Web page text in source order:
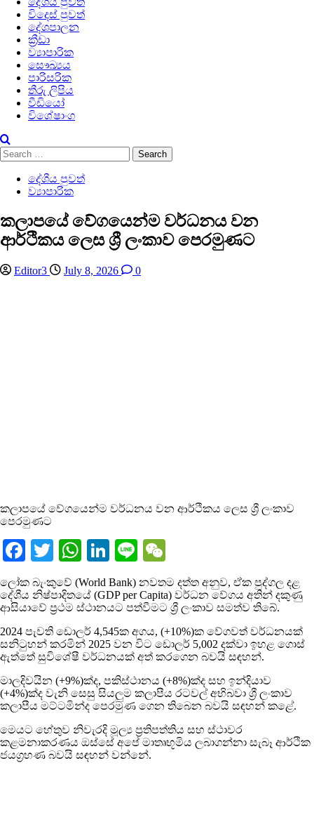
විදෙස් පුවත්
දේශපාලන
ක්‍රීඩා
ව්‍යාපාරික
සෞඛ්‍යය
පාරිසරික
තීරු ලිපිය
වීඩියෝ
විශේෂාංග
Search
for:
දේශීය පුවත්
ව්‍යාපාරික
කලාපයේ වේගයෙන්ම වර්ධනය වන
ආර්ථිකය ලෙස ශ්‍රී ලංකාව පෙරමුණට
Editor3 July 8, 2026 0
කලාපයේ වේගයෙන්ම වර්ධනය වන ආර්ථිකය ලෙස ශ්‍රී ලංකාව
පෙරමුණට
Facebook
TwitterWhatsApp
LinkedIn
Line
ලෝක බැංකුවේ (World Bank) නවතම දත්ත අනුව, ඒක පුද්ගල දළ
දේශීය නිෂ්පාදිතයේ (GDP per Capita) වර්ධන වේගය අතින් දකුණු
ආසියාවේ ප්‍රථම ස්ථානයට පත්වීමට ශ්‍රී ලංකාව සමත්ව තිබේ.
2024 පැවති ඩොලර් 4,545ක අගය, (+10%)ක වේගවත් වර්ධනයක්
සනිටුහන් කරමින් 2025 වන විට ඩොලර් 5,002 දක්වා ඉහළ ගොස්
ඇත්තේ සුවිශේෂී වර්ධනයක් අත් කරගෙන බවයි සඳහන්.
මාලදිවයින (+9%)ක්ද, පකිස්ථානය (+8%)ක්ද සහ ඉන්දියාව
(+4%)ක්ද වැනි සෙසු සියලුම කලාපීය රටවල් අභිබවා ශ්‍රී ලංකාව
කලාපීය මට්ටමින්ද පෙරමුණ ගෙන තිබෙන බවයි සඳහන් කළේ.
මෙයට හේතුව නිවැරදි මූල්‍ය ප්‍රතිපත්තිය සහ ස්ථාවර
කළමනාකරණය ඔස්සේ අපේ මාතෘභූමිය ලබාගන්නා සැබෑ ආර්ථික
ජයග්‍රහණ බවයි සඳහන් වන්නේ.